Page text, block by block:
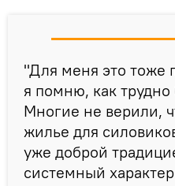
"Для меня это тоже
я помню, как
Многие не верили,
жилье для
уже доброй
системный